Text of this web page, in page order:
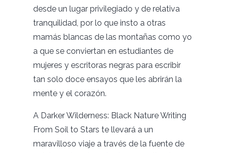
desde un lugar privilegiado y de relativa
tranquilidad, por lo que insto a otras
mamás blancas de las montañas como yo
a que se conviertan en estudiantes de
mujeres y escritoras negras para escribir
tan solo doce ensayos que les abrirán la
mente y el corazón.
A Darker Wilderness: Black Nature Writing
From Soil to Stars te llevará a un
maravilloso viaje a través de la fuente de